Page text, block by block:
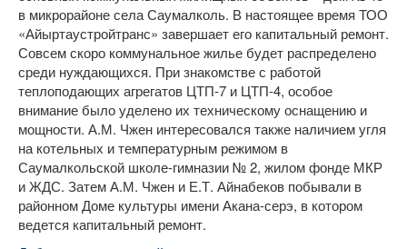
в микрорайоне села Саумалколь. В настоящее время ТОО
«Айыртаустройтранс» завершает его капитальный ремонт.
Совсем скоро коммунальное жилье будет распределено
среди нуждающихся. При знакомстве с работой
теплоподающих агрегатов ЦТП-7 и ЦТП-4, особое
внимание было уделено их техническому оснащению и
мощности. А.М. Чжен интересовался также наличием угля
на котельных и температурным режимом в
Саумалкольской школе-гимназии № 2, жилом фонде МКР
и ЖДС. Затем А.М. Чжен и Е.Т. Айнабеков побывали в
районном Доме культуры имени Акана-серэ, в котором
ведется капитальный ремонт.